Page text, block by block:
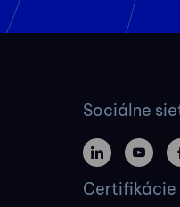
Sociálne
Certifikácie